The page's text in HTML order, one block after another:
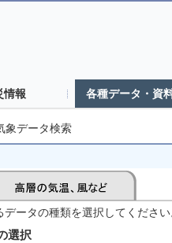
情報 各種データ・資
象データ検索
ータの種類を選択してください
選択